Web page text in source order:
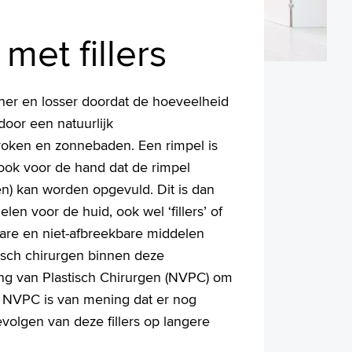
fillers
en losser doordat de hoeveelheid
een natuurlijk
en zonnebaden. Een rimpel is
voor de hand dat de rimpel
kan worden opgevuld. Dit is dan
voor de huid, ook wel ‘fillers’ of
en niet-afbreekbare middelen
chirurgen binnen deze
van Plastisch Chirurgen (NVPC) om
is van mening dat er nog
van deze fillers op langere